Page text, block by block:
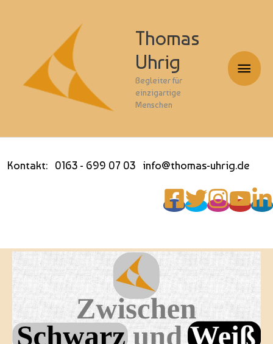
Thomas
Uhrig
Begleiter für
einzigartige
Menschen
Kontakt: 0163 - 699 07 03 info@thomas-uhrig.de